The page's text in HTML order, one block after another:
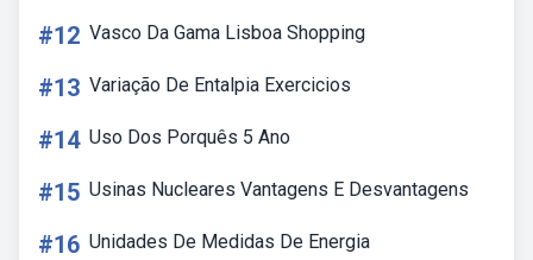
#12 Vasco Da Gama Lisboa Shopping
#13 Variação De Entalpia Exercicios
#14 Uso Dos Porquês 5 Ano
#15 Usinas Nucleares Vantagens E Desvantagens
#16 Unidades De Medidas De Energia